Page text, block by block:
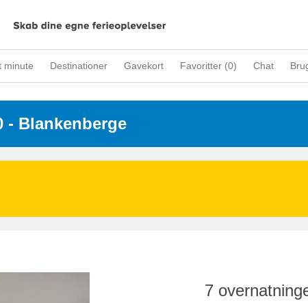
minute Destinationer Gavekort Favoritter (0) Chat
- Blankenberge
7